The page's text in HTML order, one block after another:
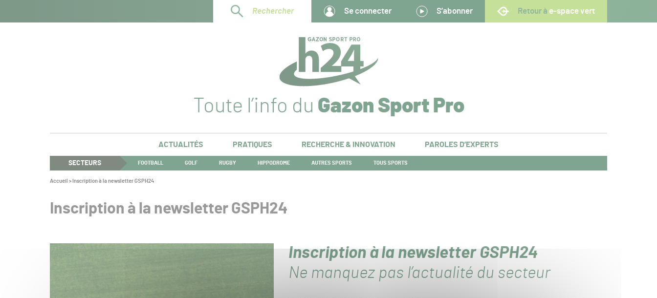
Rechercher Se connecter S’abonner Retour à e-space vert
Toute l’info du Gazon Sport Pro
ACTUALITÉS PRATIQUES RECHERCHE & INNOVATION PAROLES D’EXPERTS
SECTEURS FOOTBALL GOLF RUGBY HIPPODROME AUTRES SPORTS TOUS SPORTS
Vous
Accueil > Inscription à la newsletter GSPH24
Inscription à la newsletter GSPH24
Inscription à la newsletter GSPH24
Ne manquez pas l’actualité du secteur